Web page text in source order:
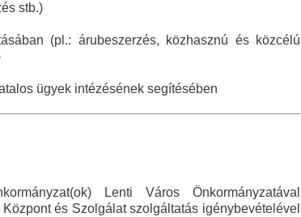
stb.)
(pl.: árubeszerzés, közhasznú és közcélú
ügyek intézésének segítésében
Lenti Város Önkormányzatával
és Szolgálat szolgáltatás igénybevételével